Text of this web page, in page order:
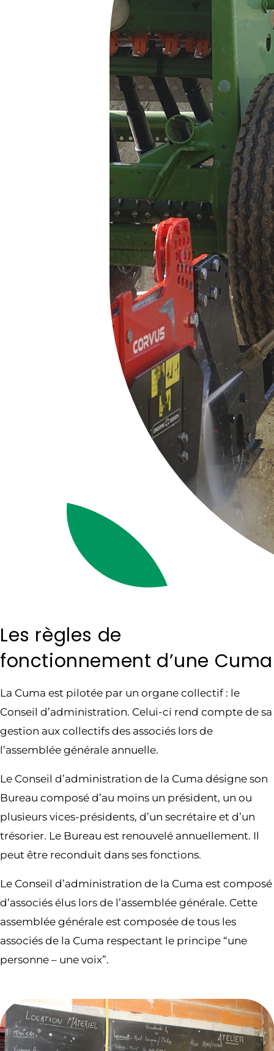
Les règles de
fonctionnement d’une Cuma
La Cuma est pilotée par un organe collectif : le
Conseil d’administration. Celui-ci rend compte de sa
gestion aux collectifs des associés lors de
l’assemblée générale annuelle.
Le Conseil d’administration de la Cuma désigne son
Bureau composé d’au moins un président, un ou
plusieurs vices-présidents, d’un secrétaire et d’un
trésorier. Le Bureau est renouvelé annuellement. Il
peut être reconduit dans ses fonctions.
Le Conseil d’administration de la Cuma est composé
d’associés élus lors de l’assemblée générale. Cette
assemblée générale est composée de tous les
associés de la Cuma respectant le principe “une
personne – une voix”.